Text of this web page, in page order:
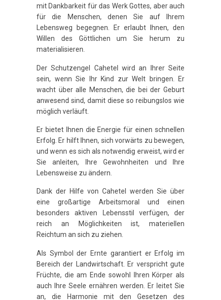
mit Dankbarkeit für das Werk Gottes, aber auch
für die Menschen, denen Sie auf Ihrem
Lebensweg begegnen. Er erlaubt Ihnen, den
Willen des Göttlichen um Sie herum zu
materialisieren.
Der Schutzengel Cahetel wird an Ihrer Seite
sein, wenn Sie Ihr Kind zur Welt bringen. Er
wacht über alle Menschen, die bei der Geburt
anwesend sind, damit diese so reibungslos wie
möglich verläuft.
Er bietet Ihnen die Energie für einen schnellen
Erfolg. Er hilft Ihnen, sich vorwärts zu bewegen,
und wenn es sich als notwendig erweist, wird er
Sie anleiten, Ihre Gewohnheiten und Ihre
Lebensweise zu ändern.
Dank der Hilfe von Cahetel werden Sie über
eine großartige Arbeitsmoral und einen
besonders aktiven Lebensstil verfügen, der
reich an Möglichkeiten ist, materiellen
Reichtum an sich zu ziehen.
Als Symbol der Ernte garantiert er Erfolg im
Bereich der Landwirtschaft. Er verspricht gute
Früchte, die am Ende sowohl Ihren Körper als
auch Ihre Seele ernähren werden. Er leitet Sie
an, die Harmonie mit den Gesetzen des